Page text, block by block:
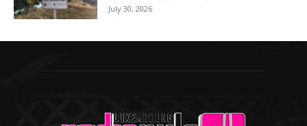
July 30, 2026